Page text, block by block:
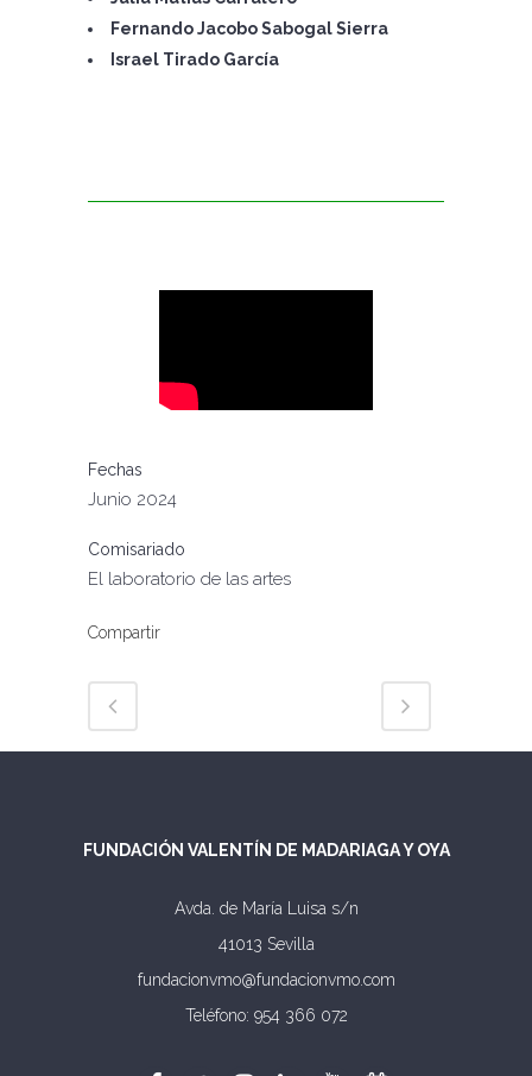
Fernando Jacobo Sabogal Sierra
Israel Tirado García
Fechas
Junio 2024
Comisariado
El laboratorio de las artes
Compartir
FUNDACIÓN VALENTÍN DE MADARIAGA Y OYA
Avda. de María Luisa s/n
41013 Sevilla
fundacionvmo@fundacionvmo.com
Teléfono: 954 366 072